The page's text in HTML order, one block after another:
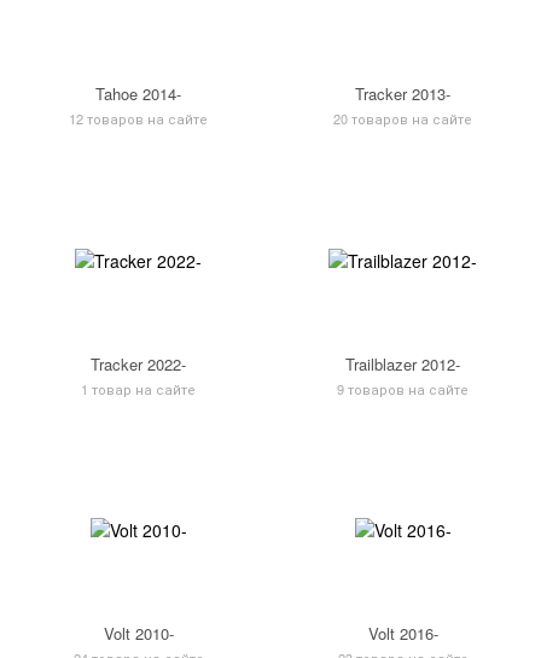
Tahoe 2014-
12 товаров на сайте
Tracker 2013-
20 товаров на сайте
Tracker 2022-
1 товар на сайте
Trailblazer 2012-
9 товаров на сайте
Volt 2010- Volt 2016-